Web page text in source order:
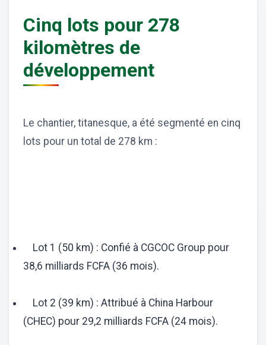
Cinq lots pour 278
kilomètres de
développement
Le chantier, titanesque, a été segmenté en cinq
lots pour un total de 278 km :
Lot 1 (50 km) : Confié à CGCOC Group pour
38,6 milliards FCFA (36 mois).
Lot 2 (39 km) : Attribué à China Harbour
(CHEC) pour 29,2 milliards FCFA (24 mois).